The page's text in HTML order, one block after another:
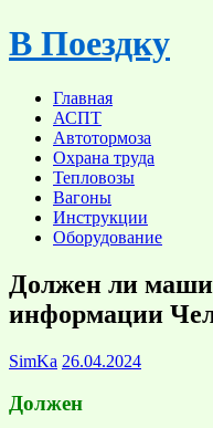
Skip
to
В Поездку
Главная
АСПТ
Автотормоза
Охрана труда
Тепловозы
Вагоны
Инструкции
Оборудование
Должен ли
информации
SimKa 26.04.2024
Должен